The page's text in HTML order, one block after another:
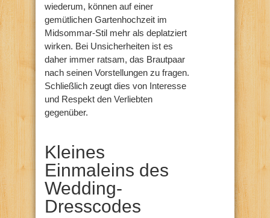
wiederum, können auf einer
gemütlichen Gartenhochzeit im
Midsommar-Stil mehr als deplatziert
wirken. Bei Unsicherheiten ist es
daher immer ratsam, das Brautpaar
nach seinen Vorstellungen zu fragen.
Schließlich zeugt dies von Interesse
und Respekt den Verliebten
gegenüber.
Kleines
Einmaleins des
Wedding-
Dresscodes